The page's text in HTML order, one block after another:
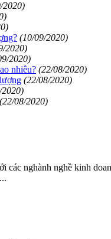
2020)
(10/09/2020)
2020)
2020)
nhiêu? (22/08/2020)
(22/08/2020)
(22/08/2020)
các nghành nghề kinh